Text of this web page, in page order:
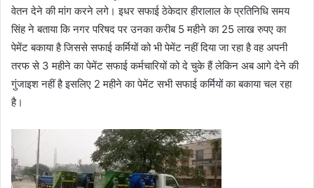
वेतन देने की मांग करने लगे। इधर सफाई ठेकेदार हीरालाल के प्रतिनिधि समय
सिंह ने बताया कि नगर परिषद पर उनका करीब 5 महीने का 25 लाख रुपए का
पेमेंट बकाया है जिससे सफाई कर्मियों को भी पेमेंट नहीं दिया जा रहा है वह अपनी
तरफ से 3 महीने का पेमेंट सफाई कर्मचारियों को दे चुके हैं लेकिन अब आगे देने की
गुंजाइश नहीं है इसलिए 2 महीने का पेमेंट सभी सफाई कर्मियों का बकाया चल रहा
है।